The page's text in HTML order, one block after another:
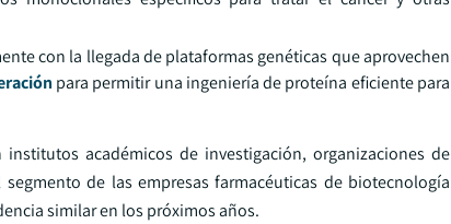
con la llegada de plataformas genéticas que aprovechen
para permitir una ingeniería de proteína eficiente para
académicos de investigación, organizaciones de
de las empresas farmacéuticas de biotecnología
similar en los próximos años.